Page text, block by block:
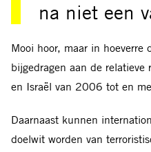
na niet een
Mooi hoor, maar in hoeverre
bijgedragen aan de
en Israël van 2006 tot en
Daarnaast kunnen
doelwit worden van